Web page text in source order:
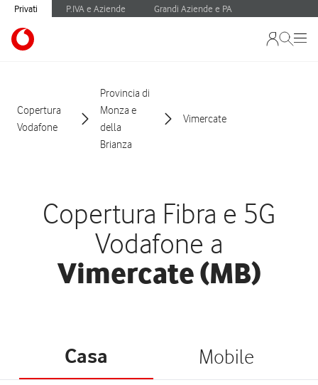
Privati P.IVA e Aziende Grandi Aziende e PA
Copertura
Vodafone
Provincia di
Monza e
della
Brianza
Vimercate
Copertura Fibra e 5G
Vodafone a
Vimercate (MB)
Casa Mobile